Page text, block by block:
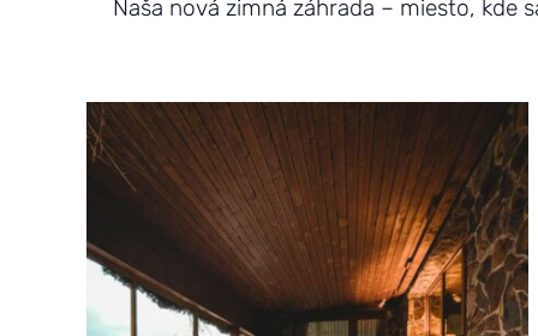
Naša nová zimná záhrada – miesto, kde